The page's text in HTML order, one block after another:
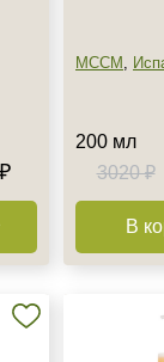
MCCM ,
200 мл
3020 ₽
В